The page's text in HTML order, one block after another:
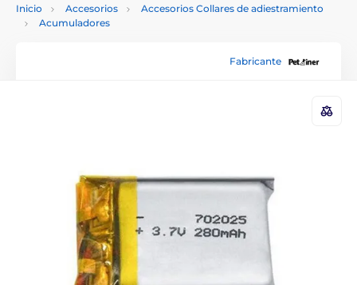
Inicio Accesorios
Accesorios Collares de adiestramiento
Acumuladores
Fabricante